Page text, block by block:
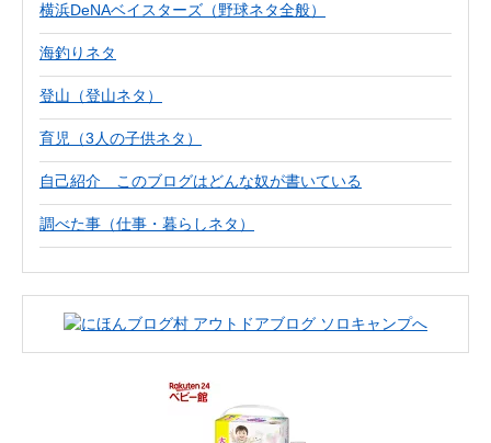
横浜DeNAベイスターズ（野球ネタ全般）
海釣りネタ
登山（登山ネタ）
育児（3人の子供ネタ）
自己紹介 このブログはどんな奴が書いている
調べた事（仕事・暮らしネタ）